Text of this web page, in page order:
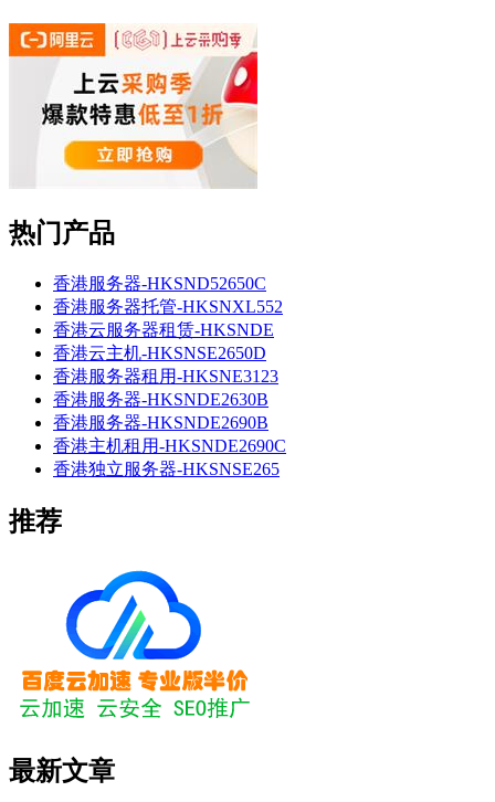
热门产品
香港服务器-HKSND52650C
香港服务器托管-HKSNXL552
香港云服务器租赁-HKSNDE
香港云主机-HKSNSE2650D
香港服务器租用-HKSNE3123
香港服务器-HKSNDE2630B
香港服务器-HKSNDE2690B
香港主机租用-HKSNDE2690C
香港独立服务器-HKSNSE265
推荐
最新文章